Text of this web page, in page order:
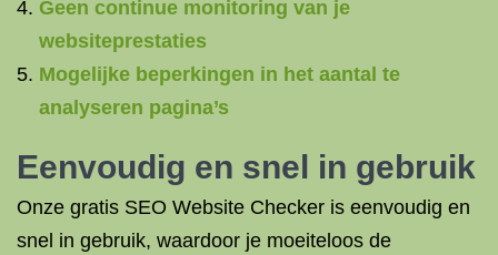
Geen continue monitoring van je
websiteprestaties
Mogelijke beperkingen in het aantal te
analyseren pagina’s
Eenvoudig en snel in gebruik
Onze gratis SEO Website Checker is eenvoudig en
snel in gebruik, waardoor je moeiteloos de